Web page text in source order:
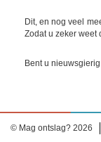
Dit, en nog veel
Zodat u zeker weet
Bent u
© Mag ontslag? 2026